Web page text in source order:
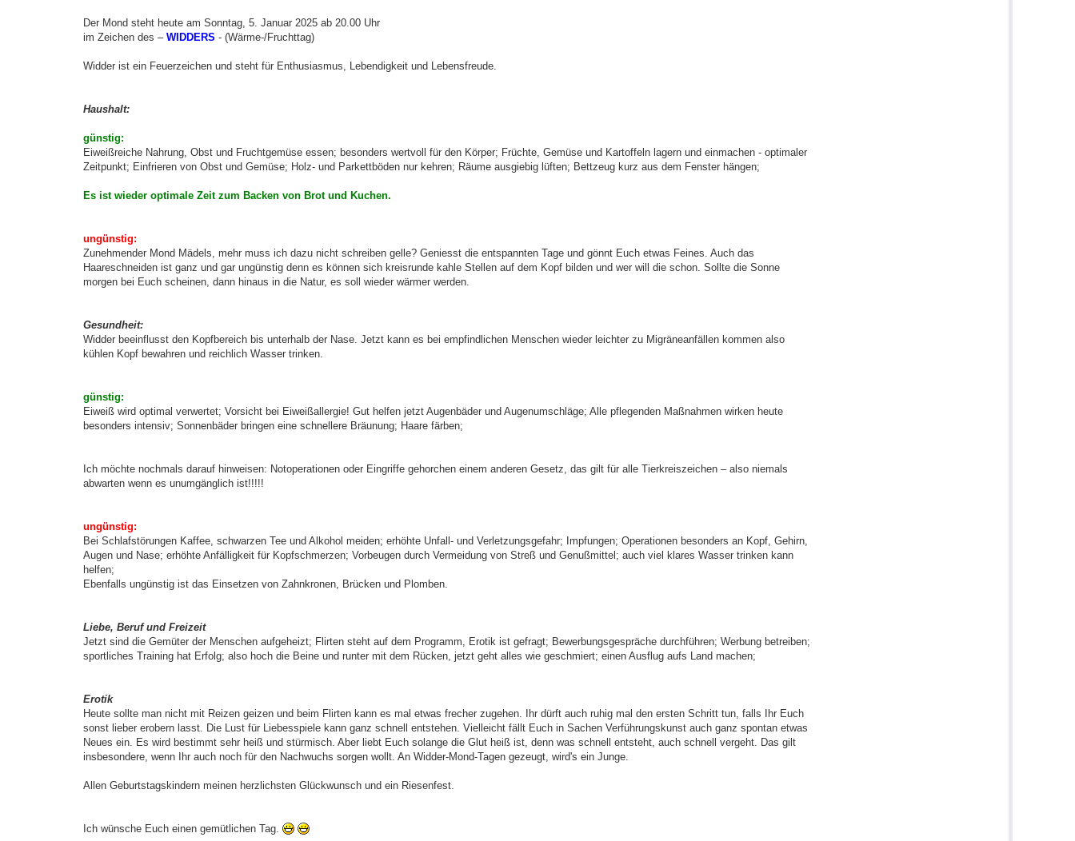
Der Mond steht heute am Sonntag, 5. Januar 2025 ab 20.00 Uhr
im Zeichen des – WIDDERS - (Wärme-/Fruchttag)
Widder ist ein Feuerzeichen und steht für Enthusiasmus, Lebendigkeit und Lebensfreude.
Haushalt:
günstig:
Eiweißreiche Nahrung, Obst und Fruchtgemüse essen; besonders wertvoll für den Körper; Früchte, Gemüse und Kartoffeln lagern und einmachen - optimaler
Zeitpunkt; Einfrieren von Obst und Gemüse; Holz- und Parkettböden nur kehren; Räume ausgiebig lüften; Bettzeug kurz aus dem Fenster hängen;
Es ist wieder optimale Zeit zum Backen von Brot und Kuchen.
ungünstig:
Zunehmender Mond Mädels, mehr muss ich dazu nicht schreiben gelle? Geniesst die entspannten Tage und gönnt Euch etwas Feines. Auch das
Haareschneiden ist ganz und gar ungünstig denn es können sich kreisrunde kahle Stellen auf dem Kopf bilden und wer will die schon. Sollte die Sonne
morgen bei Euch scheinen, dann hinaus in die Natur, es soll wieder wärmer werden.
Gesundheit:
Widder beeinflusst den Kopfbereich bis unterhalb der Nase. Jetzt kann es bei empfindlichen Menschen wieder leichter zu Migräneanfällen kommen also
kühlen Kopf bewahren und reichlich Wasser trinken.
günstig:
Eiweiß wird optimal verwertet; Vorsicht bei Eiweißallergie! Gut helfen jetzt Augenbäder und Augenumschläge; Alle pflegenden Maßnahmen wirken heute
besonders intensiv; Sonnenbäder bringen eine schnellere Bräunung; Haare färben;
Ich möchte nochmals darauf hinweisen: Notoperationen oder Eingriffe gehorchen einem anderen Gesetz, das gilt für alle Tierkreiszeichen – also niemals
abwarten wenn es unumgänglich ist!!!!!
ungünstig:
Bei Schlafstörungen Kaffee, schwarzen Tee und Alkohol meiden; erhöhte Unfall- und Verletzungsgefahr; Impfungen; Operationen besonders an Kopf, Gehirn,
Augen und Nase; erhöhte Anfälligkeit für Kopfschmerzen; Vorbeugen durch Vermeidung von Streß und Genußmittel; auch viel klares Wasser trinken kann
helfen;
Ebenfalls ungünstig ist das Einsetzen von Zahnkronen, Brücken und Plomben.
Liebe, Beruf und Freizeit
Jetzt sind die Gemüter der Menschen aufgeheizt; Flirten steht auf dem Programm, Erotik ist gefragt; Bewerbungsgespräche durchführen; Werbung betreiben;
sportliches Training hat Erfolg; also hoch die Beine und runter mit dem Rücken, jetzt geht alles wie geschmiert; einen Ausflug aufs Land machen;
Erotik
Heute sollte man nicht mit Reizen geizen und beim Flirten kann es mal etwas frecher zugehen. Ihr dürft auch ruhig mal den ersten Schritt tun, falls Ihr Euch
sonst lieber erobern lasst. Die Lust für Liebesspiele kann ganz schnell entstehen. Vielleicht fällt Euch in Sachen Verführungskunst auch ganz spontan etwas
Neues ein. Es wird bestimmt sehr heiß und stürmisch. Aber liebt Euch solange die Glut heiß ist, denn was schnell entsteht, auch schnell vergeht. Das gilt
insbesondere, wenn Ihr auch noch für den Nachwuchs sorgen wollt. An Widder-Mond-Tagen gezeugt, wird's ein Junge.
Allen Geburtstagskindern meinen herzlichsten Glückwunsch und ein Riesenfest.
Ich wünsche Euch einen gemütlichen Tag.